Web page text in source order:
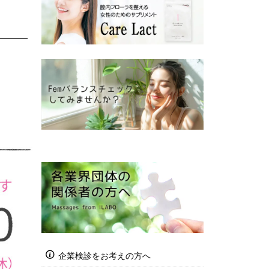
企業検診をお考えの方へ